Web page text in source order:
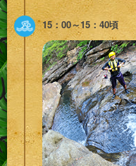
15：00～15：40頃